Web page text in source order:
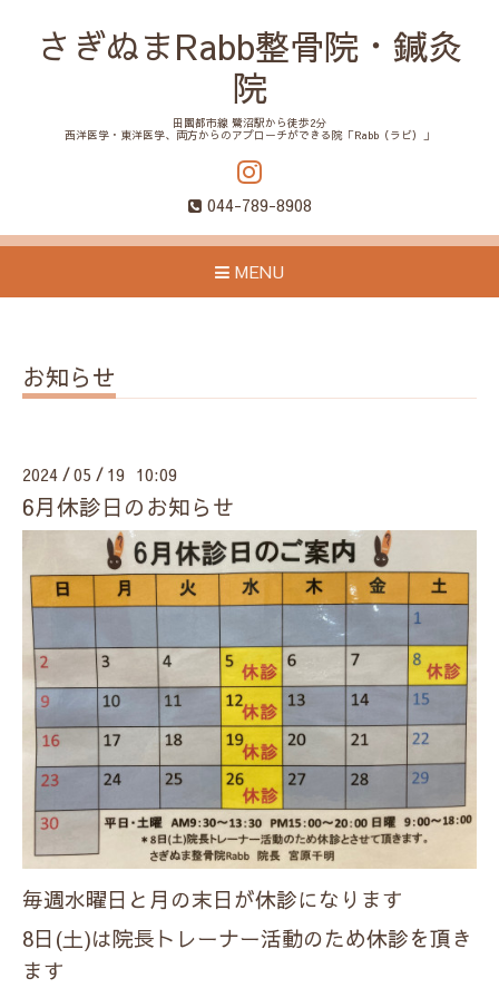
さぎぬまRabb整骨院・鍼灸
院
田園都市線 鷺沼駅から徒歩2分
西洋医学・東洋医学、両方からのアプローチができる院「Rabb（ラビ）」
044-789-8908
MENU
お知らせ
2024 /05 / 19 10:09
6月休診日のお知らせ
毎週水曜日と月の末日が休診になります
8日(土)は院長トレーナー活動のため休診を頂き
ます